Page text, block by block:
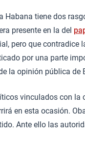
Habana tiene dos
presente en la del
pero que
por una parte
la opinión pública de
vinculados con
en esta ocasión.
Ante ello las